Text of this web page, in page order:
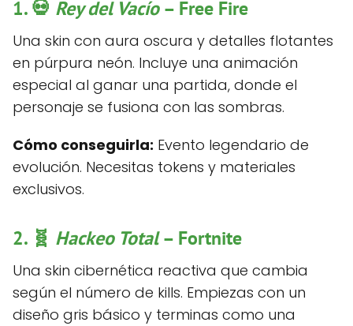
1. 💀 Rey del Vacío– Free Fire
Una skin con aura oscura y detalles flotantes
en púrpura neón. Incluye una animación
especial al ganar una partida, donde el
personaje se fusiona con las sombras.
Cómo conseguirla: Evento legendario de
evolución. Necesitas tokens y materiales
exclusivos.
2. 🧬 Hackeo Total– Fortnite
Una skin cibernética reactiva que cambia
según el número de kills. Empiezas con un
diseño gris básico y terminas como una